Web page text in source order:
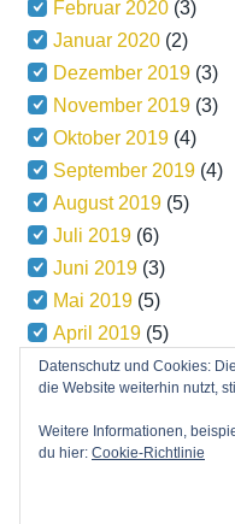
Februar 2020 (3)
Januar 2020 (2)
Dezember 2019 (3)
November 2019 (3)
Oktober 2019 (4)
September 2019 (4)
August 2019 (5)
Juli 2019 (6)
Juni 2019 (3)
Mai 2019 (5)
April 2019 (5)
März 2019(5)
Datenschutz und Cookies:
die Website weiterhin nutzt,
Weitere Informationen,
du hier: Cookie-Richtlinie